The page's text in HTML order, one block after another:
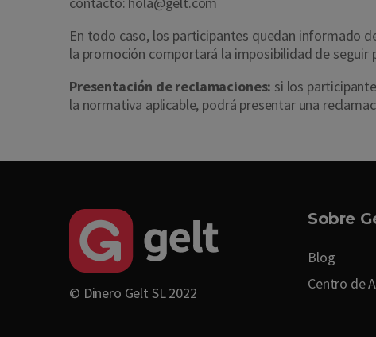
En todo caso, los participantes quedan informado
la promoción comportará la imposibilidad de seguir
Presentación de reclamaciones: si los
la normativa aplicable, podrá presentar una
© Dinero Gelt SL 2022
Sobre
Blog
Centro de